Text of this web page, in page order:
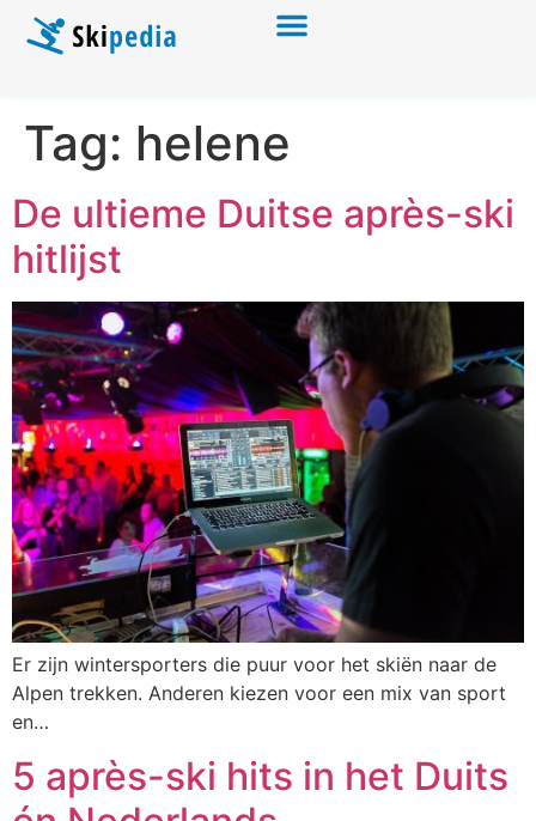
Tag: helene
De ultieme Duitse après-ski
hitlijst
Er zijn wintersporters die puur voor het skiën naar de
Alpen trekken. Anderen kiezen voor een mix van sport
en…
5 après-ski hits in het Duits